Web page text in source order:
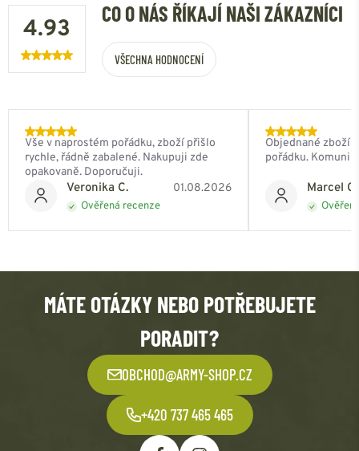
4.93
CO O NÁS ŘÍKAJÍ NAŠI ZÁKAZNÍCI
VŠECHNA HODNOCENÍ
Veronika C. 01.08.2026
Ověřená recenze
Vše v naprostém pořádku, zboží přišlo
rychle, řádně zabalené. Nakupuji zde
opakovaně. Doporučuji.
Marcel
Objednané zboží
pořádku.
MÁTE OTÁZKY NEBO POTŘEBUJETE
PORADIT?
OBCHOD@ARMY-SHOP.CZ
+420 737 465 465